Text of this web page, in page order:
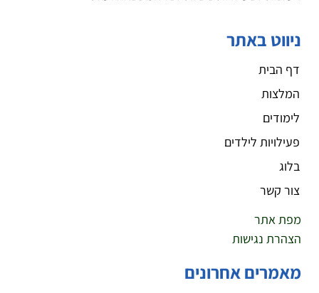
ניווט באתר
דף הבית
המלצות
לימודים
פעילויות לילדים
בלוג
צור קשר
מפת אתר
הצהרת נגישות
מאמרים אחרונים